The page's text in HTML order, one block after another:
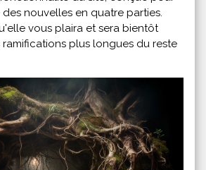
nouvelles en quatre parties.
vous plaira et sera bientôt
plus longues du reste